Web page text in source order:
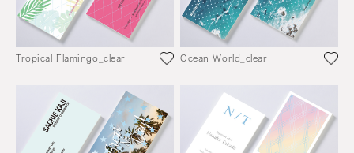
Tropical Flamingo_clear Ocean World_clear